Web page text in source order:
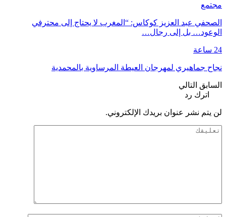
مجتمع
الصحفي عبد العزيز كوكاس: “المغرب لا يحتاج إلى محترفي
الوعود… بل إلى رجال…
24 ساعة
نجاح جماهيري لمهرجان العيطة المرساوية بالمحمدية
السابق التالي
اترك رد
لن يتم نشر عنوان بريدك الإلكتروني.